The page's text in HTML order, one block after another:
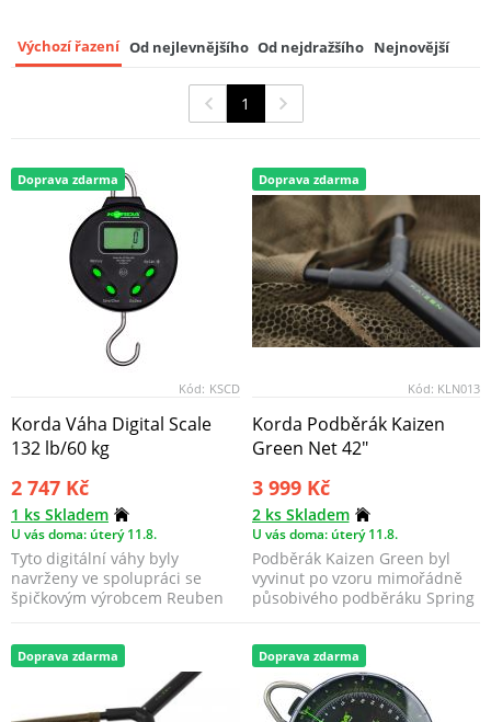
1 748 Kč
Výchozí řazení Od nejlevnějšího Od nejdražšího Nejnovější
1
Doprava zdarma
Kód: KSCD
Korda Váha Digital Scale
132 lb/60 kg
2 747 Kč
1 ks Skladem
U vás doma: úterý 11.8.
Tyto digitální váhy byly
navrženy ve spolupráci se
špičkovým výrobcem Reuben
Doprava zdarma
Kód: KLN013
Korda Podběrák Kaizen
Green Net 42"
3 999 Kč
2 ks Skladem
U vás doma: úterý 11.8.
Podběrák Kaizen Green byl
vyvinut po vzoru mimořádně
působivého podběráku Spring
Doprava zdarma Doprava zdarma